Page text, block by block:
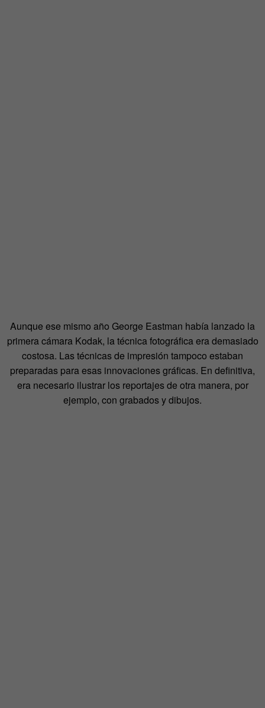
Aunque ese mismo año George Eastman había lanzado la
primera cámara Kodak, la técnica fotográfica era demasiado
costosa. Las técnicas de impresión tampoco estaban
preparadas para esas innovaciones gráficas. En definitiva,
era necesario ilustrar los reportajes de otra manera, por
ejemplo, con grabados y dibujos.